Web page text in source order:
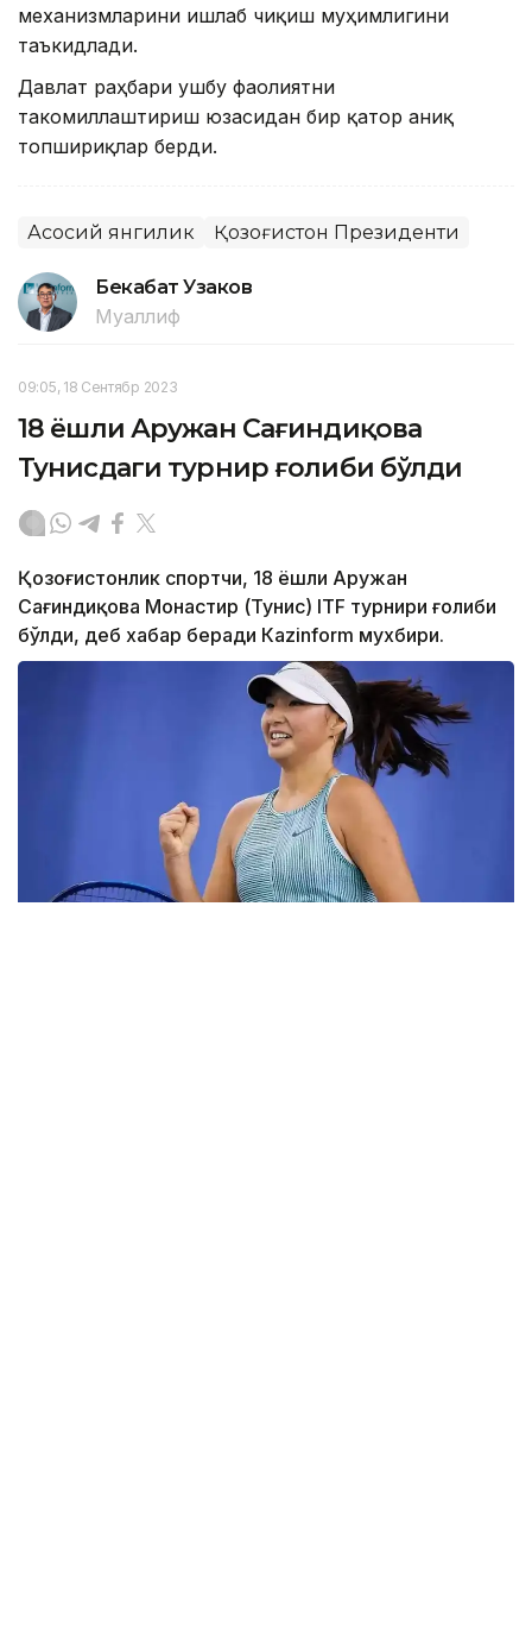
механизмларини ишлаб чиқиш муҳимлигини
таъкидлади.
Давлат раҳбари ушбу фаолиятни
такомиллаштириш юзасидан бир қатор аниқ
топшириқлар берди.
Асосий янгилик Қозоғистон Президенти
Бекабат Узаков
Муаллиф
09:05, 18 Сентябр 2023
18 ёшли Аружан Сағиндиқова
Тунисдаги турнир ғолиби бўлди
Қозоғистонлик спортчи, 18 ёшли Аружан
Сағиндиқова Монастир (Тунис) ITF турнири ғолиби
бўлди, деб хабар беради Каzinform мухбири.